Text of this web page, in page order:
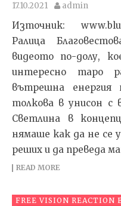
17.10.2021 admin
Източник:
Ралица
видеото по-долу,
интересно таро
вътрешна
толкова в унисон с
Светлина в
нямаше как да не се
реших и да преведа
READ MORE
FREE VISION REACTION